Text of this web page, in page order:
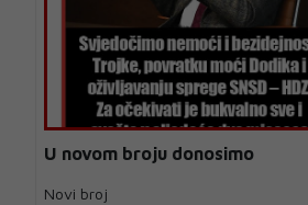
U novom broju donosimo
Novi broj